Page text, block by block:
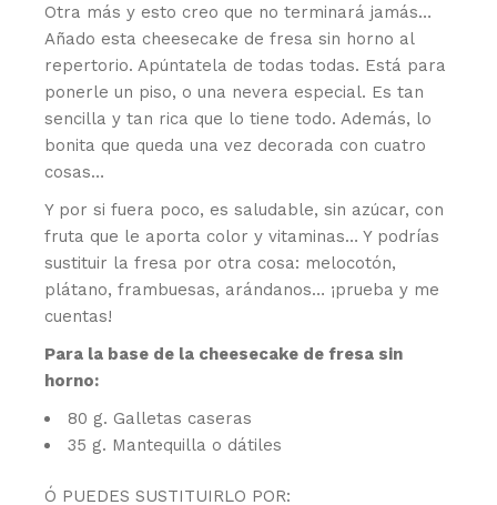
Otra más y esto creo que no terminará jamás…
Añado esta cheesecake de fresa sin horno al
repertorio. Apúntatela de todas todas. Está para
ponerle un piso, o una nevera especial. Es tan
sencilla y tan rica que lo tiene todo. Además, lo
bonita que queda una vez decorada con cuatro
cosas…
Y por si fuera poco, es saludable, sin azúcar, con
fruta que le aporta color y vitaminas… Y podrías
sustituir la fresa por otra cosa: melocotón,
plátano, frambuesas, arándanos… ¡prueba y me
cuentas!
Para la base de la cheesecake de fresa sin
horno:
80 g. Galletas caseras
35 g. Mantequilla o dátiles
Ó PUEDES SUSTITUIRLO POR: